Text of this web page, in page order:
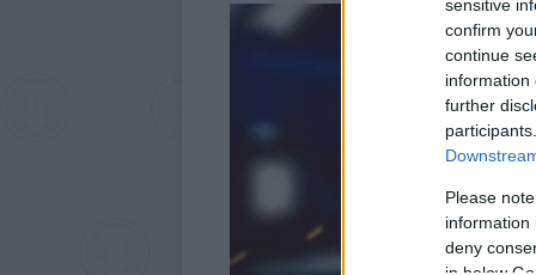
sensitive
confirm
continue
information
further
Please
information
deny